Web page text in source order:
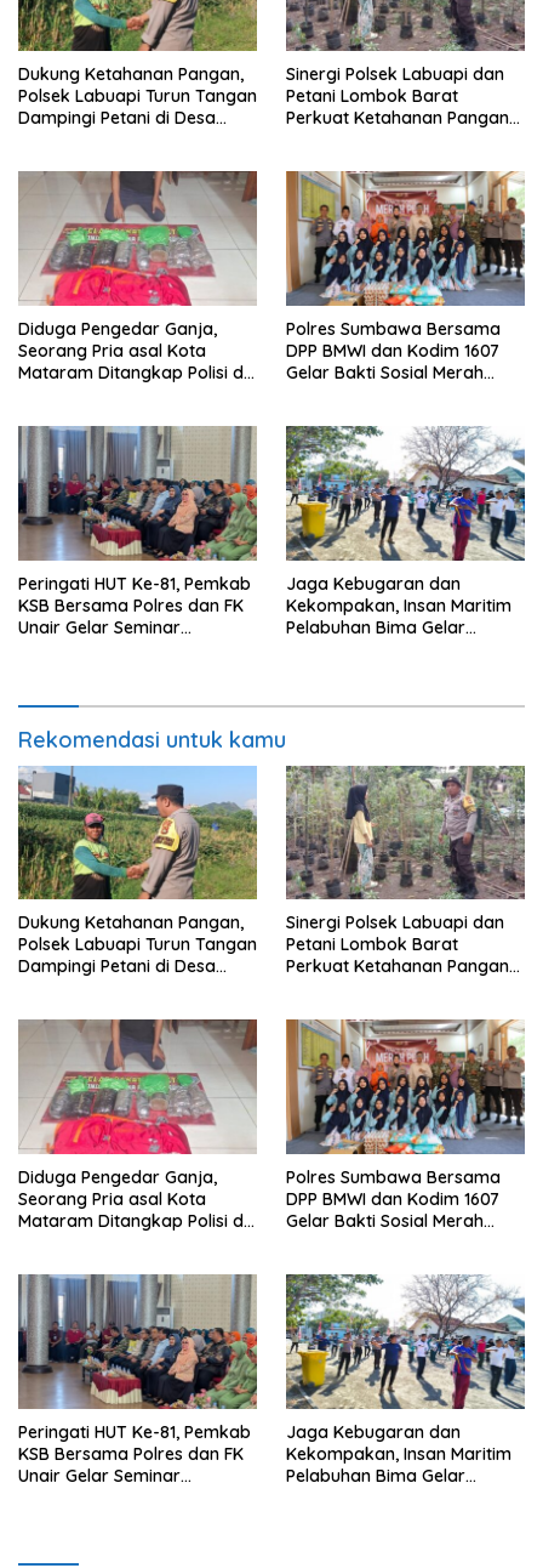
Dukung Ketahanan Pangan,
Polsek Labuapi Turun Tangan
Dampingi Petani di Desa
Sinergi Polsek Labuapi dan
Petani Lombok Barat
Perkuat Ketahanan Pangan
Diduga Pengedar Ganja,
Seorang Pria asal Kota
Mataram Ditangkap Polisi di
Polres Sumbawa Bersama
DPP BMWI dan Kodim 1607
Gelar Bakti Sosial Merah
Peringati HUT Ke-81, Pemkab
KSB Bersama Polres dan FK
Unair Gelar Seminar
Jaga Kebugaran dan
Kekompakan, Insan Maritim
Pelabuhan Bima Gelar
Rekomendasi untuk kamu
Dukung Ketahanan Pangan,
Polsek Labuapi Turun Tangan
Dampingi Petani di Desa
Sinergi Polsek Labuapi dan
Petani Lombok Barat
Perkuat Ketahanan Pangan
Diduga Pengedar Ganja,
Seorang Pria asal Kota
Mataram Ditangkap Polisi di
Polres Sumbawa Bersama
DPP BMWI dan Kodim 1607
Gelar Bakti Sosial Merah
Peringati HUT Ke-81, Pemkab
KSB Bersama Polres dan FK
Unair Gelar Seminar
Jaga Kebugaran dan
Kekompakan, Insan Maritim
Pelabuhan Bima Gelar